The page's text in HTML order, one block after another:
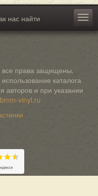
нас найти
права защищены.
каталога
авторов и при указании
bmm-vinyl.ru